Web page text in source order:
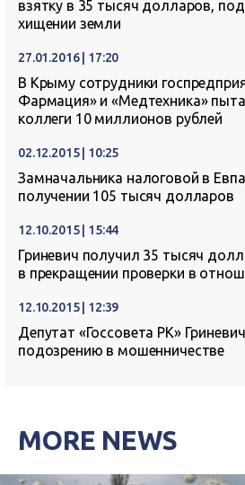
взятку в 35 тысяч долларов,
хищении земли
27.01.2016 | 17:20
В Крыму сотрудники
Фармация» и «Медтехника»
коллеги 10 миллионов рублей
02.12.2015 | 10:25
Замначальника налоговой в
получении 105 тысяч долларов
12.10.2015 | 15:44
Гриневич получил 35 тысяч
в прекращении проверки в
12.10.2015 | 12:39
Депутат «Госсовета РК»
подозрению в мошенничестве
MORE NEWS